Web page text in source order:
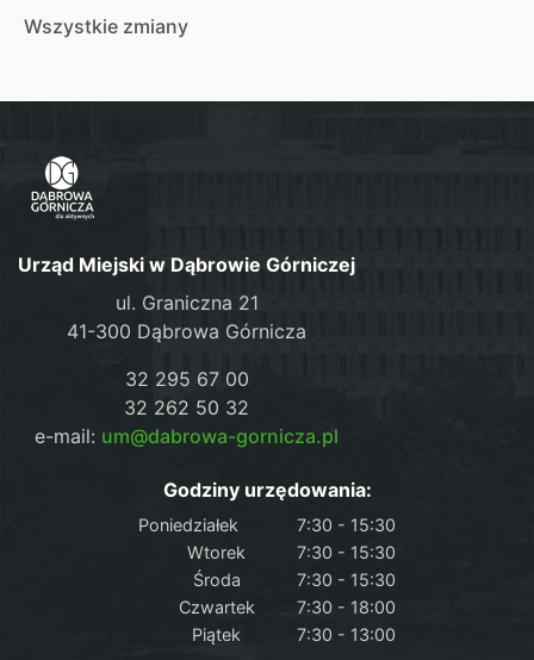
Wszystkie zmiany
Urząd Miejski w Dąbrowie Górniczej
ul. Graniczna 21
41-300 Dąbrowa Górnicza
32 295 67 00
32 262 50 32
e-mail: um@dabrowa-gornicza.pl
Godziny urzędowania:
Poniedziałek
7:30 - 15:30
Wtorek
7:30 - 15:30
Środa
7:30 - 15:30
Czwartek
7:30 - 18:00
Piątek
7:30 - 13:00